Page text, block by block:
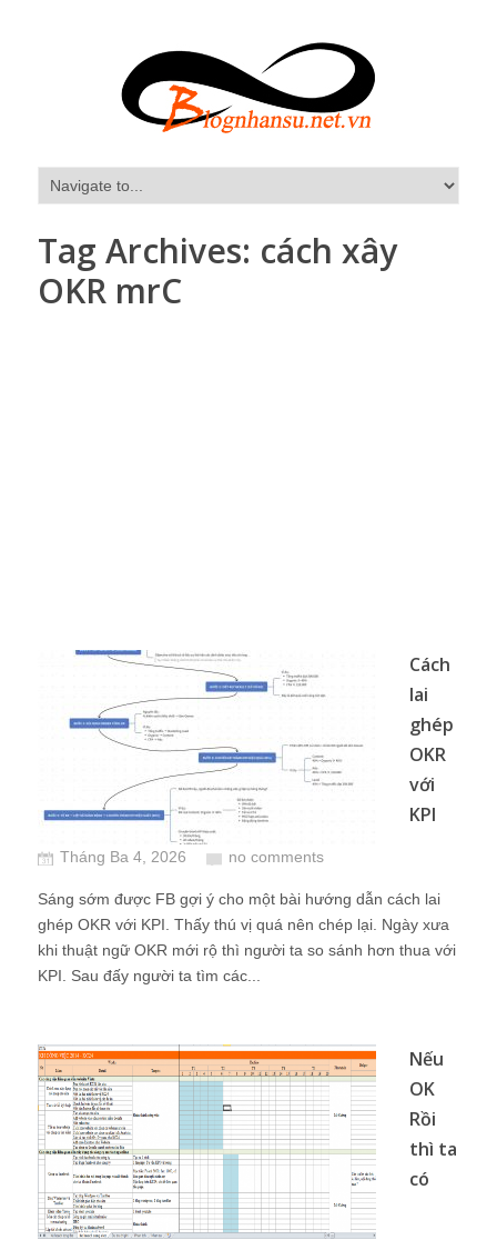
Tag Archives: cách xây
OKR mrC
Cách
lai
ghép
OKR
với
KPI
Tháng Ba 4, 2026 no comments
Sáng sớm được FB gợi ý cho một bài hướng dẫn cách lai
ghép OKR với KPI. Thấy thú vị quá nên chép lại. Ngày xưa
khi thuật ngữ OKR mới rộ thì người ta so sánh hơn thua với
KPI. Sau đấy người ta tìm các...
Nếu
OK
Rồi
thì ta
có